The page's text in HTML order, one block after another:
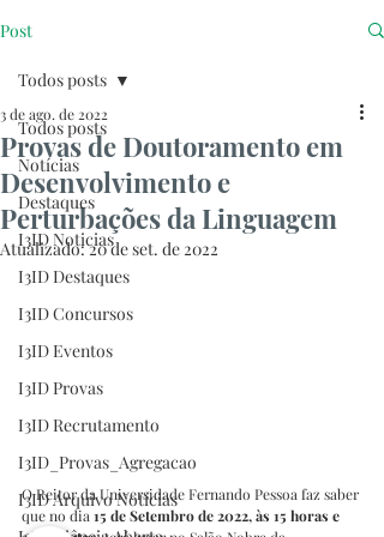
Post
Todos posts
Notícias
Destaques
I3ID Noticias
I3ID Destaques
I3ID Concursos
I3ID Eventos
I3ID Provas
I3ID Recrutamento
I3ID_Provas_Agregacao
I3ID Arquivo Notícias
Todos posts
Provas de Doutoramento em
Desenvolvimento e
Perturbações da Linguagem
3 de ago. de 2022
Atualizado:20 de set. de 2022
O Reitor da Universidade Fernando Pessoa faz saber
que no dia 15 de Setembro de 2022, às 15 horas e